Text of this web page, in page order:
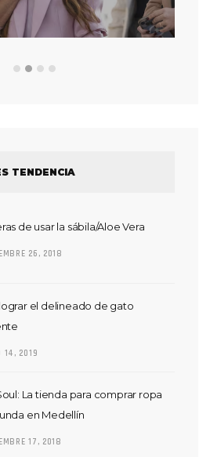
TENDENCIA
de usar la sábila/Aloe Vera
26, 2018
el delineado de gato
14, 2019
La tienda para comprar ropa
en Medellín
17, 2018